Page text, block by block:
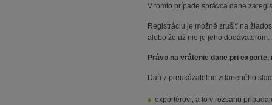
V tomto prípade správca dane
Registráciu je možné zrušiť na
alebo že už nie je jeho dodávateľom.
Právo na vrátenie dane pri exporte,
Daň z preukázateľne zdaneného
exportérovi, a to v rozsahu